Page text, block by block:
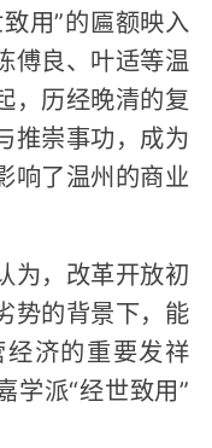
用”的匾额映入
傅良、叶适等温
，历经晚清的复
推崇事功，成为
响了温州的商业
为，改革开放初
势的背景下，能
济的重要发祥
学派“经世致用”